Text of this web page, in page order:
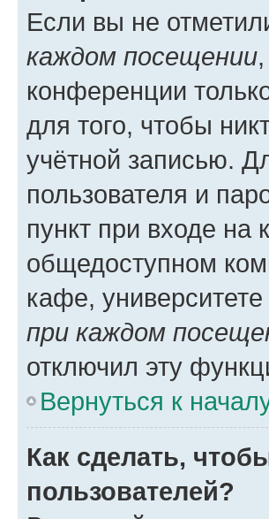
Если вы не
каждом посещении
конференции
для того, чтобы
учётной записью.
пользователя и
пункт при входе
общедоступном
кафе,
при каждом
отключил эту
Вернуться к
Как сделать,
пользователей?